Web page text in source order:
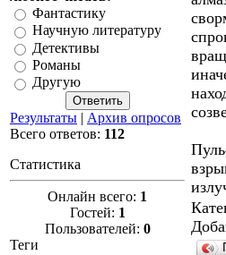
Фантастику
Научную литературу
Детективы
Романы
Другую
Результаты | Архив опросов
Всего ответов: 112
Статистика
Онлайн всего: 1
Гостей: 1
Пользователей: 0
Теги